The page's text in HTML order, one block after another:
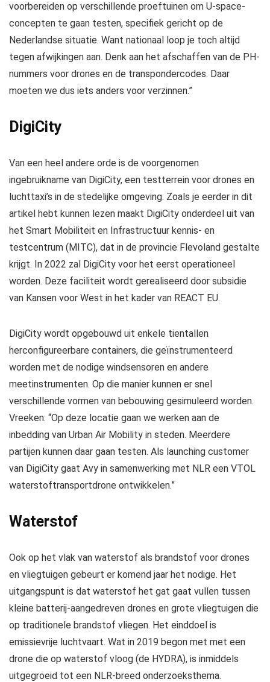
voorbereiden op verschillende proeftuinen om U-space-
concepten te gaan testen, specifiek gericht op de
Nederlandse situatie. Want nationaal loop je toch altijd
tegen afwijkingen aan. Denk aan het afschaffen van de PH-
nummers voor drones en de transpondercodes. Daar
moeten we dus iets anders voor verzinnen.”
DigiCity
Van een heel andere orde is de voorgenomen
ingebruikname van DigiCity, een testterrein voor drones en
luchttaxi’s in de stedelijke omgeving. Zoals je eerder in dit
artikel hebt kunnen lezen maakt DigiCity onderdeel uit van
het Smart Mobiliteit en Infrastructuur kennis- en
testcentrum (MITC), dat in de provincie Flevoland gestalte
krijgt. In 2022 zal DigiCity voor het eerst operationeel
worden. Deze faciliteit wordt gerealiseerd door subsidie
van Kansen voor West in het kader van REACT EU.
DigiCity wordt opgebouwd uit enkele tientallen
herconfigureerbare containers, die geïnstrumenteerd
worden met de nodige windsensoren en andere
meetinstrumenten. Op die manier kunnen er snel
verschillende vormen van bebouwing gesimuleerd worden.
Vreeken: “Op deze locatie gaan we werken aan de
inbedding van Urban Air Mobility in steden. Meerdere
partijen kunnen daar gaan testen. Als launching customer
van DigiCity gaat Avy in samenwerking met NLR een VTOL
waterstoftransportdrone ontwikkelen.”
Waterstof
Ook op het vlak van waterstof als brandstof voor drones
en vliegtuigen gebeurt er komend jaar het nodige. Het
uitgangspunt is dat waterstof het gat gaat vullen tussen
kleine batterij-aangedreven drones en grote vliegtuigen die
op traditionele brandstof vliegen. Het einddoel is
emissievrije luchtvaart. Wat in 2019 begon met met een
drone die op waterstof vloog (de HYDRA), is inmiddels
uitgegroeid tot een NLR-breed onderzoeksthema.